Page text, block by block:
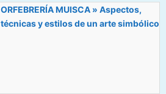
ORFEBRERÍA MUISCA » Aspectos,
técnicas y estilos de un arte simbólico